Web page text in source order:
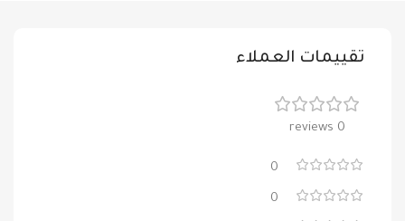
تقييمات العملاء
0 reviews
0
0